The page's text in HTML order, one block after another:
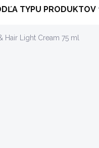
TYPU PRODUKTOV
Light Cream 75 ml